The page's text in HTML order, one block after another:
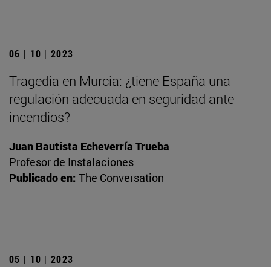
06 | 10 | 2023
Tragedia en Murcia: ¿tiene España una
regulación adecuada en seguridad ante
incendios?
Juan Bautista Echeverría Trueba
Profesor de Instalaciones
Publicado en: The Conversation
05 | 10 | 2023